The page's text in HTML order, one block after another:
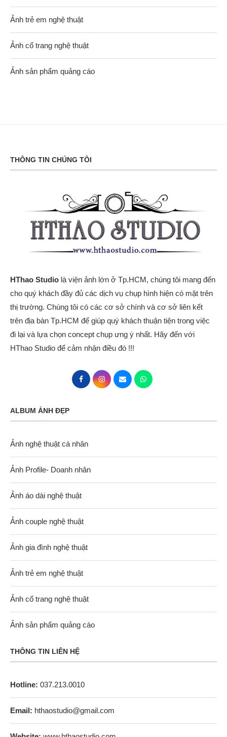
Ảnh trẻ em nghệ thuật
Ảnh cổ trang nghệ thuật
Ảnh sản phẩm quảng cáo
THÔNG TIN CHÚNG TÔI
HThao Studio là viện ảnh lớn ở Tp.HCM, chúng tôi mang đến
cho quý khách đầy đủ các dịch vụ chụp hình hiện có mặt trên
thị trường. Chúng tôi có các cơ sở chính và cơ sở liên kết
trên địa bàn Tp.HCM để giúp quý khách thuận tiện trong việc
đi lại và lựa chọn concept chụp ưng ý nhất. Hãy đến với
HThao Studio để cảm nhận điều đó !!!
ALBUM ẢNH ĐẸP
Ảnh nghệ thuật cá nhân
Ảnh Profile- Doanh nhân
Ảnh áo dài nghệ thuật
Ảnh couple nghệ thuật
Ảnh gia đình nghệ thuật
Ảnh trẻ em nghệ thuật
Ảnh cổ trang nghệ thuật
Ảnh sản phẩm quảng cáo
THÔNG TIN LIÊN HỆ
Hotline: 037.213.0010
Email: hthaostudio@gmail.com